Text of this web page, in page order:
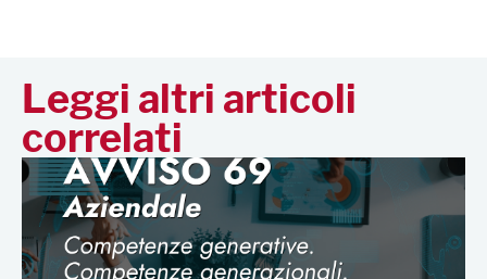
Leggi altri articoli
correlati